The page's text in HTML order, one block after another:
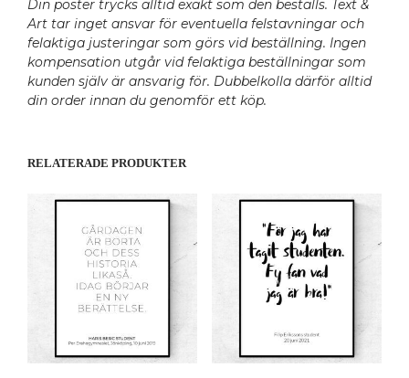
Din poster trycks alltid exakt som den beställs. Text &
Art tar inget ansvar för eventuella felstavningar och
felaktiga justeringar som görs vid beställning. Ingen
kompensation utgår vid felaktiga beställningar som
kunden själv är ansvarig för. Dubbelkolla därför alltid
din order innan du genomför ett köp.
RELATERADE PRODUKTER